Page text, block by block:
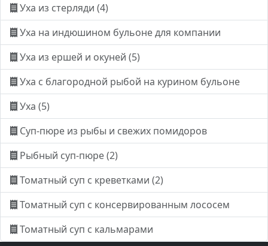
Уха из стерляди (4)
Уха на индюшином бульоне для компании
Уха из ершей и окуней (5)
Уха с благородной рыбой на курином бульоне
Уха (5)
Суп-пюре из рыбы и свежих помидоров
Рыбный суп-пюре (2)
Томатный суп с креветками (2)
Томатный суп с консервированным лососем
Томатный суп с кальмарами